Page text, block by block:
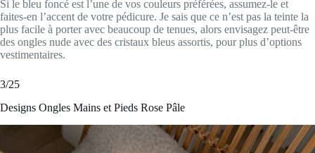
Si le bleu foncé est l’une de vos couleurs préférées, assumez-le et
faites-en l’accent de votre pédicure. Je sais que ce n’est pas la teinte la
plus facile à porter avec beaucoup de tenues, alors envisagez peut-être
des ongles nude avec des cristaux bleus assortis, pour plus d’options
vestimentaires.
3/25
Designs Ongles Mains et Pieds Rose Pâle